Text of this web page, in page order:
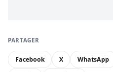
PARTAGER
Facebook X WhatsApp